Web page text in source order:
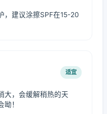
，建议涂擦SPF在15-20
适宜
大，会缓解稍热的天
！